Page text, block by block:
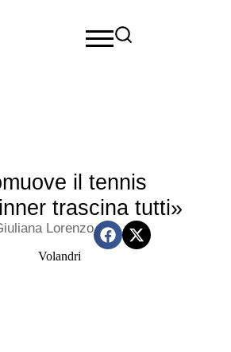
il tennis
trascina tutti»
Lorenzo